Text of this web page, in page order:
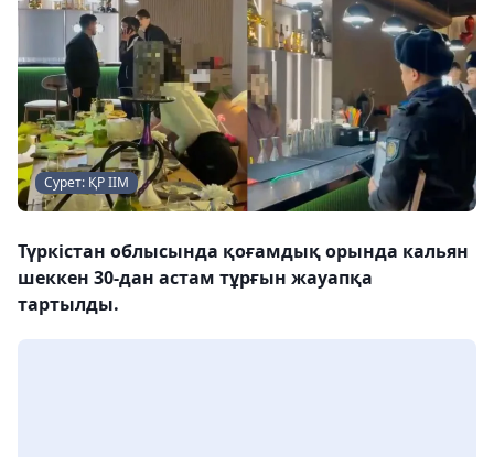
Сурет: ҚР ІІМ
Түркістан облысында қоғамдық орында кальян
шеккен 30-дан астам тұрғын жауапқа
тартылды.